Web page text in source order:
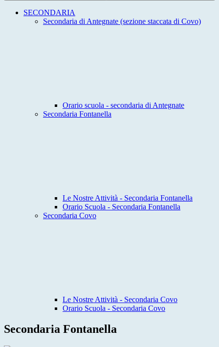
SECONDARIA
Secondaria di Antegnate (sezione staccata di Covo)
Orario scuola - secondaria di Antegnate
Secondaria Fontanella
Le Nostre Attività - Secondaria Fontanella
Orario Scuola - Secondaria Fontanella
Secondaria Covo
Le Nostre Attività - Secondaria Covo
Orario Scuola - Secondaria Covo
Secondaria Fontanella